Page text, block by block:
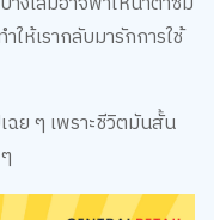
ให้เรากลับมารักการใช้
ฉย ๆ เพราะชีวิตมันสั้น